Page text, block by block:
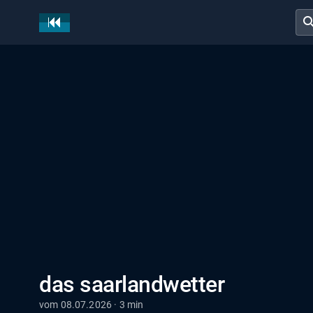
das saarlandwetter
vom 08.07.2026 · 3 min